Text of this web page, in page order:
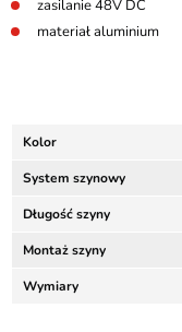
zasilanie 48V DC
materiał aluminium
Kolor
System szynowy
Długość szyny
Montaż szyny
Wymiary